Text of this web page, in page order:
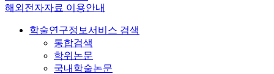
해외전자자료 이용안내
학술연구정보서비스 검색
통합검색
학위논문
국내학술논문